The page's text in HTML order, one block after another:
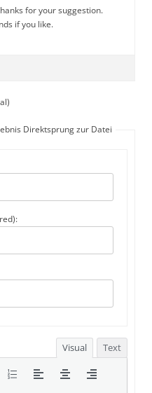
for your suggestion.
if you like.
Direktsprung zur Datei
Visual Text